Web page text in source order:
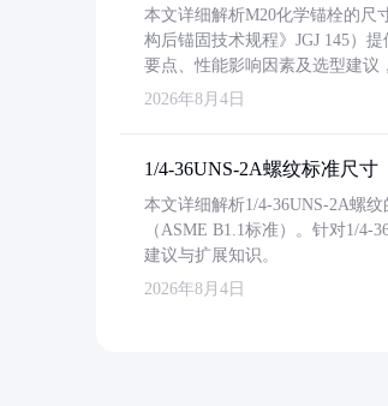
本文详细解析M20化学锚栓的尺
构后锚固技术规程》JGJ 145）
要点、性能影响因素及选型建议
2026年8月4日
1/4-36UNS-2A螺纹标准尺寸
本文详细解析1/4-36UNS-2A螺
（ASME B1.1标准）。针对1/
建议与扩展知识。
2026年8月4日